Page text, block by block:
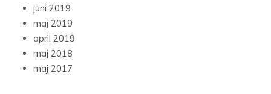
juni 2019
maj 2019
april 2019
maj 2018
maj 2017